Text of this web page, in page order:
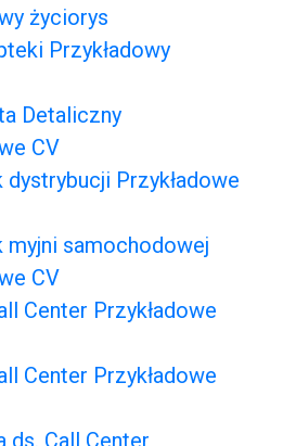
życiorys
Przykładowy
Detaliczny
CV
dystrybucji Przykładowe
myjni samochodowej
CV
Center Przykładowe
Center Przykładowe
ds. Call Center